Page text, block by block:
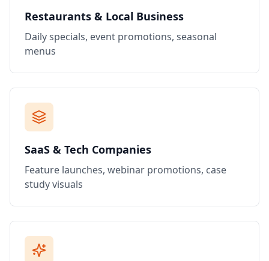
Restaurants & Local Business
Daily specials, event promotions, seasonal
menus
SaaS & Tech Companies
Feature launches, webinar promotions, case
study visuals